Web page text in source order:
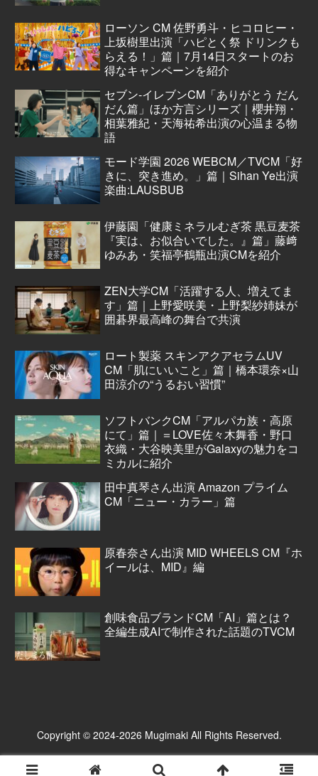
ローソン CM 佐野勇斗・ヒコロヒー・
上坂樹里出演「ハピとく祭 ドリンクも
らえる！」篇｜7月14日スタートのお
得なキャンペーンを紹介
セブン‐イレブンCM「ありがとう だん
だん篇」ほか方言シリーズ｜櫻井翔・
相葉雅紀・天海祐希出演の心温まる物
語
モード学園 2026 WEBCM／TVCM「好
きに、突き進め。」篇｜Sihan Ye出演
楽曲:LAUSBUB
伊藤園「健康ミネラルむぎ茶 黒豆麦茶
『実は、お似合いでした。』篇」藤﨑
ゆみあ・笑福亭鶴瓶出演CMを紹介
ZEN大学CM「活躍する人、増えてま
す」篇｜上野愛咲美・上野梨紗姉妹が
囲碁界最高峰の舞台で共演
ロート製薬 スキンアクアセラムUV
CM「肌にいいこと」篇｜橋本環奈×山
田涼介の“うるおい習慣”
ソフトバンクCM「アルパカ族・高原
にて」篇｜＝LOVE佐々木舞香・野口
衣織・大谷映美里がGalaxyの魅力をコ
ミカルに紹介
田中真琴さん出演 Amazon プライム
CM「ニュー・カラー」篇
原春奈さん出演 MID WHEELS CM『ホ
イールは、MID』編
創味食品ブランドCM「AI」篇とは？
全編生成AIで制作された話題のTVCM
Copyright © 2024-2026 Mugimaki All Rights Reserved.